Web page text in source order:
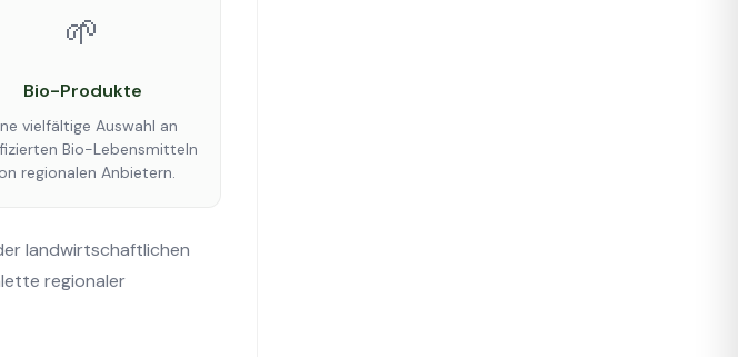
🌱
Bio-Produkte
vielfältige Auswahl an
Bio-Lebensmitteln
regionalen Anbietern.
landwirtschaftlichen
regionaler